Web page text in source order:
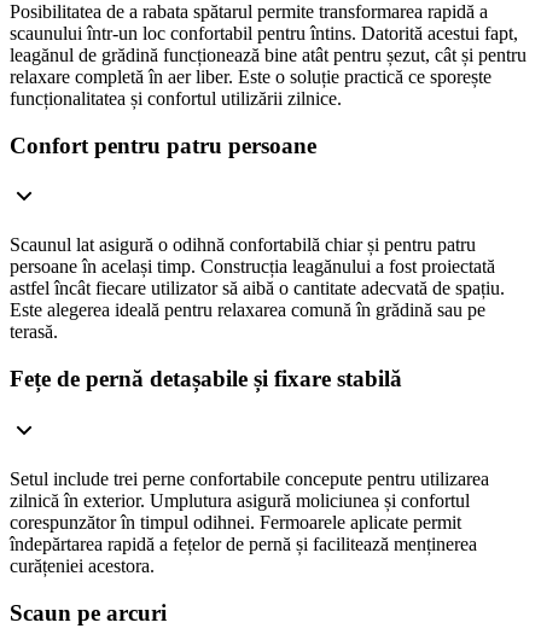
Posibilitatea de a rabata spătarul permite transformarea rapidă a
scaunului într-un loc confortabil pentru întins. Datorită acestui fapt,
leagănul de grădină funcționează bine atât pentru șezut, cât și pentru
relaxare completă în aer liber. Este o soluție practică ce sporește
funcționalitatea și confortul utilizării zilnice.
Confort pentru patru persoane
Scaunul lat asigură o odihnă confortabilă chiar și pentru patru
persoane în același timp. Construcția leagănului a fost proiectată
astfel încât fiecare utilizator să aibă o cantitate adecvată de spațiu.
Este alegerea ideală pentru relaxarea comună în grădină sau pe
terasă.
Fețe de pernă detașabile și fixare stabilă
Setul include trei perne confortabile concepute pentru utilizarea
zilnică în exterior. Umplutura asigură moliciunea și confortul
corespunzător în timpul odihnei. Fermoarele aplicate permit
îndepărtarea rapidă a fețelor de pernă și facilitează menținerea
curățeniei acestora.
Scaun pe arcuri